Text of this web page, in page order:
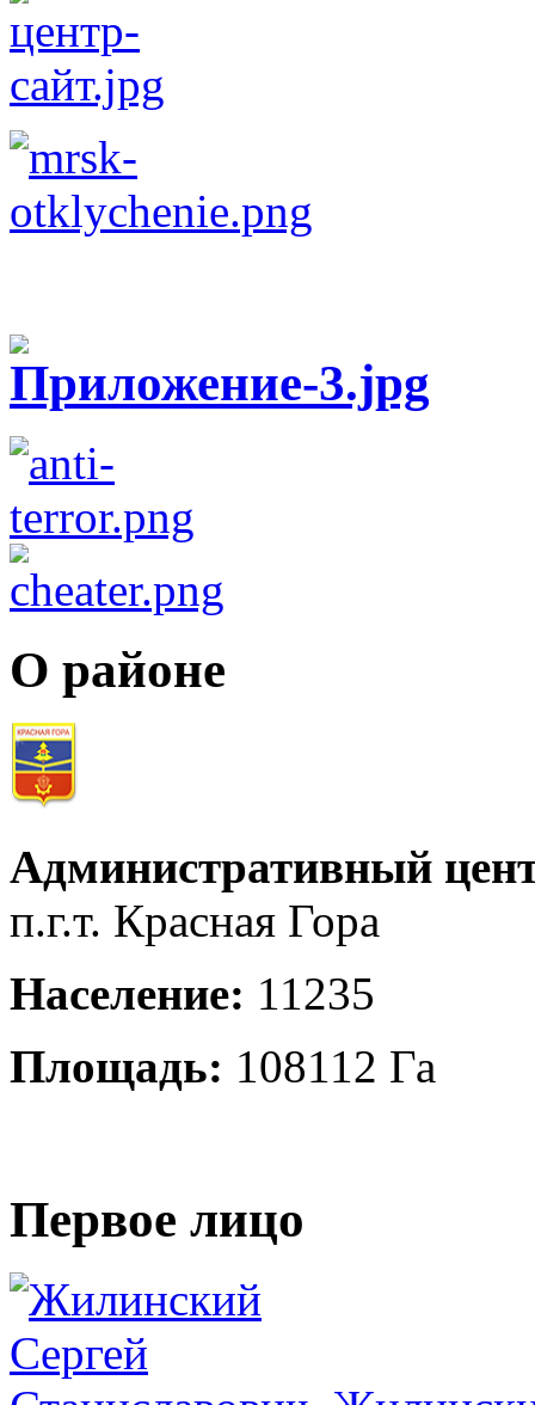
О районе
Административный
п.г.т. Красная Гора
Население: 11235
Площадь: 108112 Га
Первое лицо